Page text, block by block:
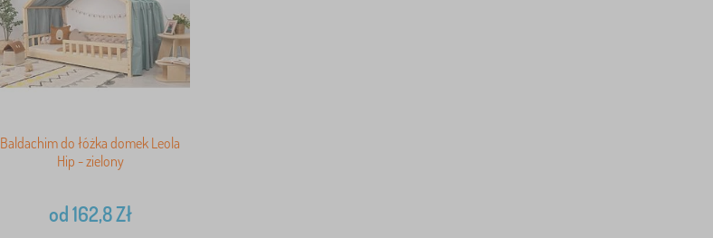
Baldachim do łóżka domek Leola
Hip - zielony
od162,8Zł